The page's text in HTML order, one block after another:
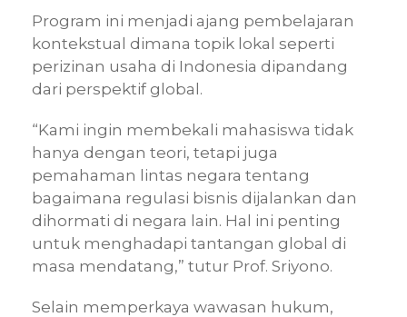
Program ini menjadi ajang pembelajaran
kontekstual dimana topik lokal seperti
perizinan usaha di Indonesia dipandang
dari perspektif global.
“Kami ingin membekali mahasiswa tidak
hanya dengan teori, tetapi juga
pemahaman lintas negara tentang
bagaimana regulasi bisnis dijalankan dan
dihormati di negara lain. Hal ini penting
untuk menghadapi tantangan global di
masa mendatang,” tutur Prof. Sriyono.
Selain memperkaya wawasan hukum,